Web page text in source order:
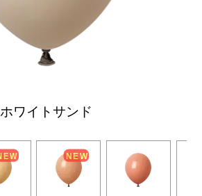
ホワイトサンド